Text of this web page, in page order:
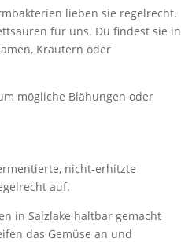
lieben sie regelrecht.
für uns. Du findest sie in
Kräutern oder
mögliche Blähungen oder
nicht-erhitzte
auf.
in Salzlake haltbar gemacht
das Gemüse an und